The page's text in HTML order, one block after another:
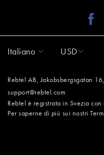
Italiano USD
Rebtel AB, Jakobsbergsgatan
support@rebtel.com
Rebtel è registrata in Svezia
Per saperne di più sui nostri